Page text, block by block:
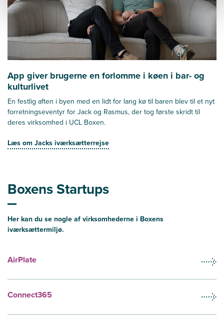
App giver brugerne en forlomme i køen i bar- og
kulturlivet
En festlig aften i byen med en lidt for lang kø til baren blev til et nyt
forretningseventyr for Jack og Rasmus, der tog første skridt til
deres virksomhed i UCL Boxen.
Læs om Jacks iværksætterrejse
Boxens Startups
Her kan du se nogle af virksomhederne i Boxens
iværksættermiljø.
AirPlate
Connect365